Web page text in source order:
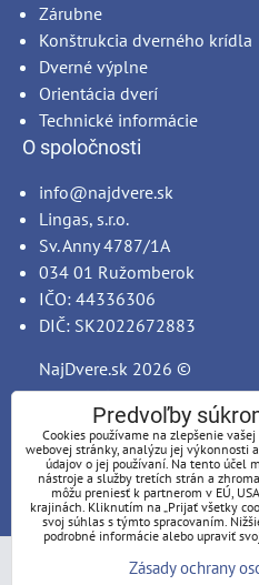
Zárubne
Konštrukcia dverného krídla
Dverné výplne
Orientácia dverí
Technické informácie
O spoločnosti
info@najdvere.sk
Lingas, s.r.o.
Sv. Anny 4787/1A
034 01 Ružomberok
IČO: 44336306
DIČ: SK2022672883
NajDvere.sk 2026 ©
Predvoľby súkromia Zásady
Predvoľby
Cookies používame na zlepšenie
webovej stránky, analýzu jej výkonnosti
údajov o jej používaní. Na tento účel
nástroje a služby tretích strán a
môžu preniesť k partnerom v EÚ,
krajinách. Kliknutím na „Prijať všetky
svoj súhlas s týmto spracovaním.
podrobné informácie alebo upraviť
Zásady ochrany